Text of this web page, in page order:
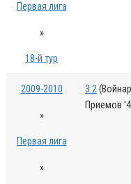
Первая лига
»
18-й тур
2009-2010
»
Первая лига
»
3:2
Приемов